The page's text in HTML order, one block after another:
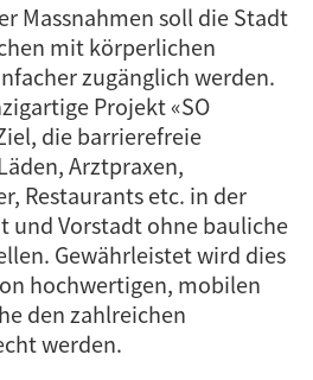
Massnahmen soll die Stadt
mit körperlichen
zugänglich werden.
Projekt «SO
die barrierefreie
Arztpraxen,
Restaurants etc. in der
und Vorstadt ohne bauliche
Gewährleistet wird dies
hochwertigen, mobilen
den zahlreichen
werden.